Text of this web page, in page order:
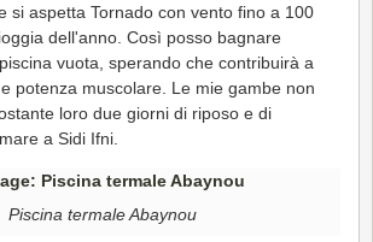
si aspetta Tornado con vento fino a 100
dell'anno. Così posso bagnare
vuota, sperando che contribuirà a
potenza muscolare. Le mie gambe non
loro due giorni di riposo e di
a Sidi Ifni.
Piscina termale Abaynou